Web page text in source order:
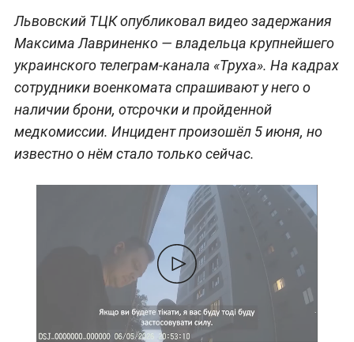
Львовский ТЦК опубликовал видео задержания
Максима Лавриненко — владельца крупнейшего
украинского телеграм-канала «Труха». На кадрах
сотрудники военкомата спрашивают у него о
наличии брони, отсрочки и пройденной
медкомиссии. Инцидент произошёл 5 июня, но
известно о нём стало только сейчас.